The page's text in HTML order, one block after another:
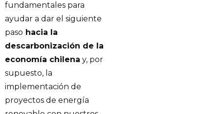
fundamentales para
ayudar a dar el siguiente
paso hacia la
descarbonización de la
economía chilena y, por
supuesto, la
implementación de
proyectos de energía